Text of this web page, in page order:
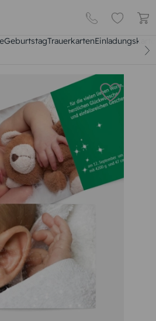
GeburtstagTrauerkarten